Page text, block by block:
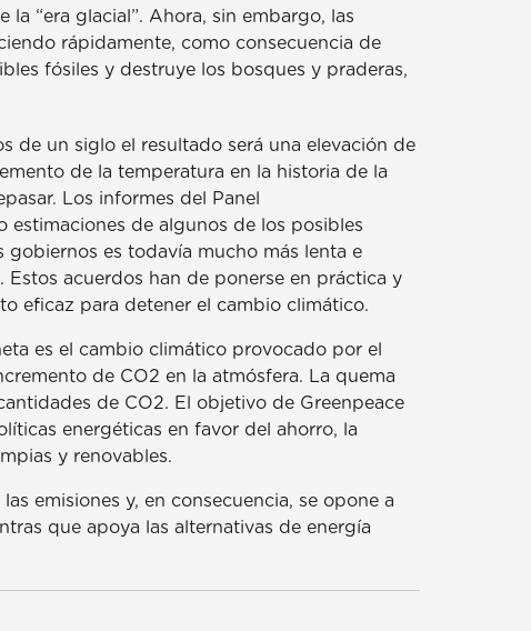
“era glacial”. Ahora, sin embargo, las
rápidamente, como consecuencia de
fósiles y destruye los bosques y praderas,
de un siglo el resultado será una elevación de
de la temperatura en la historia de la
Los informes del Panel
estimaciones de algunos de los posibles
es todavía mucho más lenta e
acuerdos han de ponerse en práctica y
eficaz para detener el cambio climático.
es el cambio climático provocado por el
de CO2 en la atmósfera. La quema
de CO2. El objetivo de Greenpeace
energéticas en favor del ahorro, la
y renovables.
emisiones y, en consecuencia, se opone a
que apoya las alternativas de energía